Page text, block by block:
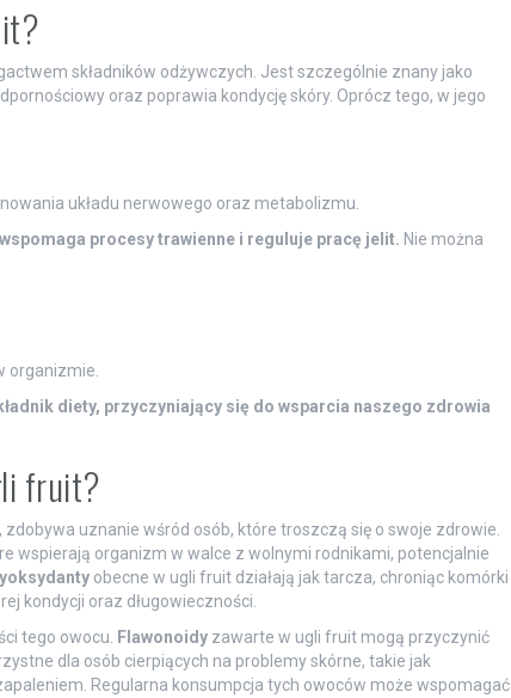
składników odżywczych. Jest szczególnie znany jako
oraz poprawia kondycję skóry. Oprócz tego, w jego
układu nerwowego oraz metabolizmu.
procesy trawienne i reguluje pracę jelit. Nie można
organizmie.
diety, przyczyniający się do wsparcia naszego zdrowia
fruit?
uznanie wśród osób, które troszczą się o swoje zdrowie.
wspierają organizm w walce z wolnymi rodnikami, potencjalnie
obecne w ugli fruit działają jak tarcza, chroniąc komórki
kondycji oraz długowieczności.
tego owocu. Flawonoidyzawarte w ugli fruit mogą przyczynić
dla osób cierpiących na problemy skórne, takie jak
Regularna konsumpcja tych owoców może wspomagać